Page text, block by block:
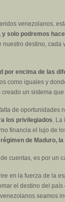
venezolanos,
solo podremos
nuestro destino,
por encima de las
como iguales y
un sistema
de oportunidades
los privilegiados. La
financia el lujo de
régimen de Maduro,
cuentas, es por un
en la fuerza de la
el destino del país
seamos